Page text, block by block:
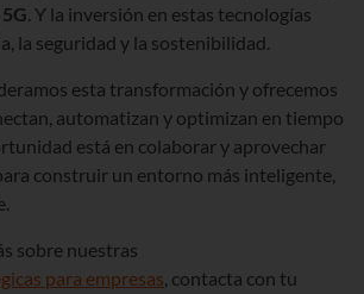
. Y la inversión en estas tecnologías
la seguridad y la sostenibilidad.
esta transformación y ofrecemos
automatizan y optimizan en tiempo
está en colaborar y aprovechar
construir un entorno más inteligente,
sobre nuestras
para empresas, contacta con tu